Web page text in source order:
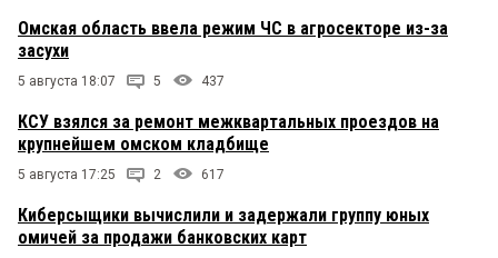
Омская область ввела режим ЧС в агросекторе из-за
засухи
5 августа 18:07 5 437
КСУ взялся за ремонт межквартальных проездов на
крупнейшем омском кладбище
5 августа 17:25 2 617
Киберсыщики вычислили и задержали группу юных
омичей за продажи банковских карт